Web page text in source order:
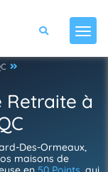
Retraite à
Des-Ormeaux,
maisons de